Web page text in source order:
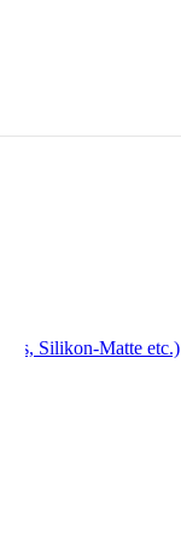
Silikon-Matte etc.)